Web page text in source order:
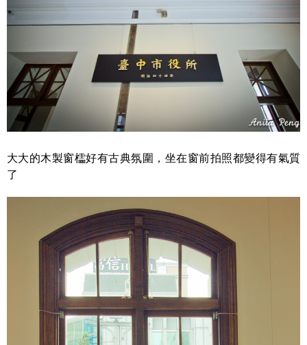
大大的木製窗櫺好有古典氛圍，坐在窗前拍照都變得有氣質
了